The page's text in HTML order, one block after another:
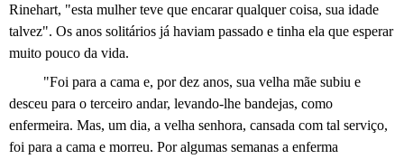
Rinehart, "esta mulher teve que encarar qualquer coisa, sua idade
talvez". Os anos solitários já haviam passado e tinha ela que esperar
muito pouco da vida.
"Foi para a cama e, por dez anos, sua velha mãe subiu e
desceu para o terceiro andar, levando-lhe bandejas, como
enfermeira. Mas, um dia, a velha senhora, cansada com tal serviço,
foi para a cama e morreu. Por algumas semanas a enferma